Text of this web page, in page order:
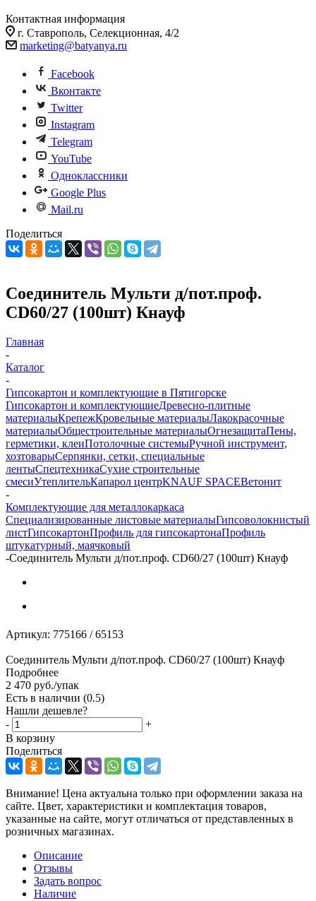
Контактная информация
г. Ставрополь, Селекционная, 4/2
marketing@batyanya.ru
Facebook
Вконтакте
Twitter
Instagram
Telegram
YouTube
Одноклассники
Google Plus
Mail.ru
Поделиться
Соединитель Мульти д/пот.проф.
CD60/27 (100шт) Кнауф
Главная
-
Каталог
-
Гипсокартон и комплектующие в Пятигорске
Гипсокартон и комплектующиеДревесно-плитные
материалыКрепежКровельные материалыЛакокрасочные
материалыОбщестроительные материалыОгнезащитаПены,
герметики, клеиПотолочные системыРучной инструмент,
хозтоварыСерпянки, сетки, специальные
лентыСпецтехникаСухие строительные
смесиУтеплительКапарол центрKNAUF SPACEВетонит
-
Комплектующие для металлокаркаса
Специализированные листовые материалыГипсоволокнистый
листГипсокартонПрофиль для гипсокартонаПрофиль
штукатурный, маячковый
-Соединитель Мульти д/пот.проф. CD60/27 (100шт) Кнауф
Артикул: 775166 / 65153
Соединитель Мульти д/пот.проф. CD60/27 (100шт) Кнауф
Подробнее
2 470 руб./упак
Есть в наличии (0.5)
Нашли дешевле?
-
+
В корзину
Поделиться
Внимание! Цена актуальна только при оформлении заказа на
сайте. Цвет, характеристики и комплектация товаров,
указанные на сайте, могут отличаться от представленных в
розничных магазинах.
Описание
Отзывы
Задать вопрос
Наличие